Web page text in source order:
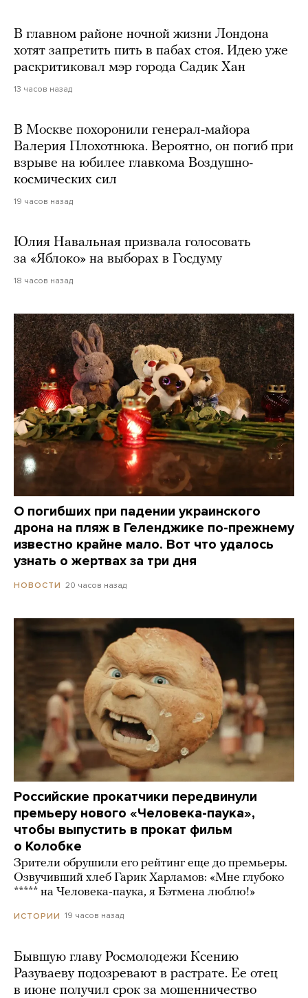
В главном районе ночной жизни Лондона
хотят запретить пить в пабах стоя. Идею уже
раскритиковал мэр города Садик Хан
13 часов назад
В Москве похоронили генерал-майора
Валерия Плохотнюка. Вероятно, он погиб при
взрыве на юбилее главкома Воздушно-
космических сил
19 часов назад
Юлия Навальная призвала голосовать
за «Яблоко» на выборах в Госдуму
18 часов назад
О погибших при падении украинского
дрона на пляж в Геленджике по-прежнему
известно крайне мало. Вот что удалось
узнать о жертвах за три дня
НОВОСТИ 20 часов назад
Российские прокатчики передвинули
премьеру нового «Человека-паука»,
чтобы выпустить в прокат фильм
о Колобке
Зрители обрушили его рейтинг еще до премьеры.
Озвучивший хлеб Гарик Харламов: «Мне глубоко
***** на Человека-паука, я Бэтмена люблю!»
ИСТОРИИ 19 часов назад
Бывшую главу Росмолодежи Ксению
Разуваеву подозревают в растрате. Ее отец
в июне получил срок за мошенничество